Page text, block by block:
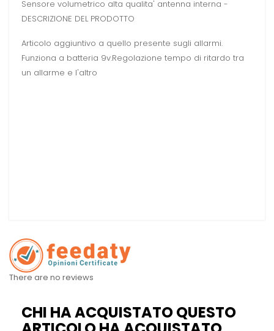
Sensore volumetrico alta qualita' antenna interna -
DESCRIZIONE DEL PRODOTTO
Articolo aggiuntivo a quello presente sugli allarmi.
Funziona a batteria 9v.Regolazione tempo di ritardo tra
un allarme e l'altro
There are no reviews
CHI HA ACQUISTATO QUESTO